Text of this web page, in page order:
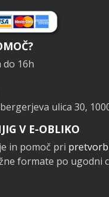
do 16h
ulica 30,
V E-OBLIKO
in pomoč pri
formate po ugodni